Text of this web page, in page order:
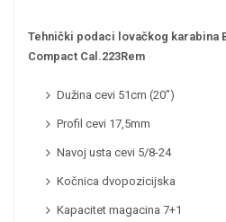
Tehnički podaci lovačkog karabina
Compact Cal.223Rem
Dužina cevi 51cm (20″)
Profil cevi 17,5mm
Navoj usta cevi 5/8-24
Kočnica dvopozicijska
Kapacitet magacina 7+1